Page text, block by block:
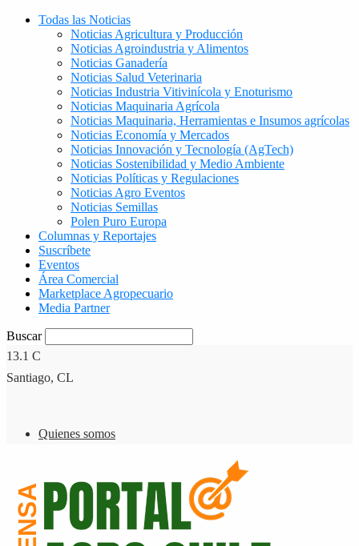
Todas las Noticias
Noticias Agricultura y Producción
Noticias Agroindustria y Alimentos
Noticias Ganadería
Noticias Salud Veterinaria
Noticias Industria Vitivinícola y Enoturismo
Noticias Maquinaria Agrícola
Noticias Maquinaria, Herramientas e Insumos agrícolas
Noticias Economía y Mercados
Noticias Innovación y Tecnología (AgTech)
Noticias Sostenibilidad y Medio Ambiente
Noticias Políticas y Regulaciones
Noticias Agro Eventos
Noticias Semillas
Polen Puro Europa
Columnas y Reportajes
Suscríbete
Eventos
Área Comercial
Marketplace Agropecuario
Media Partner
Buscar
13.1 C
Santiago, CL
Quienes somos